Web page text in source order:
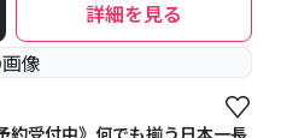
詳細を見る
約受付中》何でも揃う日本一長